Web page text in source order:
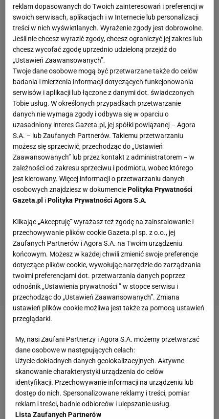
meczów:
Wpadka Wieczystej Kraków w II lidze
PiłkarzeWieczystej Krakówprzed własną
publicznością podejmowali Olimpię Grudziądz. Przed
reklam dopasowanych do Twoich zainteresowań i preferencji w
swoich serwisach, aplikacjach i w Internecie lub personalizacji
treści w nich wyświetlanych. Wyrażenie zgody jest dobrowolne.
Jeśli nie chcesz wyrazić zgody, chcesz ograniczyć jej zakres lub
chcesz wycofać zgodę uprzednio udzieloną przejdź do
„Ustawień Zaawansowanych”.
Twoje dane osobowe mogą być przetwarzane także do celów
badania i mierzenia informacji dotyczących funkcjonowania
serwisów i aplikacji lub łączone z danymi dot. świadczonych
Tobie usług. W określonych przypadkach przetwarzanie
danych nie wymaga zgody i odbywa się w oparciu o
uzasadniony interes Gazeta.pl, jej spółki powiązanej – Agora
S.A. – lub Zaufanych Partnerów. Takiemu przetwarzaniu
możesz się sprzeciwić, przechodząc do „Ustawień
Zaawansowanych” lub przez kontakt z administratorem – w
zależności od zakresu sprzeciwu i podmiotu, wobec którego
jest kierowany. Więcej informacji o przetwarzaniu danych
osobowych znajdziesz w dokumenciePolityka Prywatności
Gazeta.pl iPolityka Prywatności Agora S.A.
Klikając „Akceptuję” wyrażasz też zgodę na zainstalowanie i
przechowywanie plików cookie Gazeta.pl sp. z o.o., jej
Zaufanych Partnerów i Agora S.A. na Twoim urządzeniu
końcowym. Możesz w każdej chwili zmienić swoje preferencje
dotyczące plików cookie, wywołując narzędzie do zarządzania
twoimi preferencjami dot. przetwarzania danych poprzez
odnośnik „Ustawienia prywatności ” w stopce serwisu i
przechodząc do „Ustawień Zaawansowanych”. Zmiana
ustawień plików cookie możliwa jest także za pomocą ustawień
przeglądarki.
My, nasi Zaufani Partnerzy i Agora S.A. możemy przetwarzać
dane osobowe w następujących celach:
Użycie dokładnych danych geolokalizacyjnych. Aktywne
skanowanie charakterystyki urządzenia do celów
identyfikacji. Przechowywanie informacji na urządzeniu lub
dostęp do nich. Spersonalizowane reklamy i treści, pomiar
reklam i treści, badnie odbiorców i ulepszanie usług.
Lista Zaufanych Partnerów